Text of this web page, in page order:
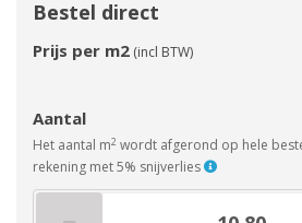
Bestel direct
Prijs per m2 (incl BTW)
Aantal
Het aantal m2 wordt afgerond op hele
rekening met 5% snijverlies